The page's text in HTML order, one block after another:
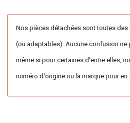
Nos pièces détachées sont toutes
(ou adaptables). Aucune confusion ne
même si pour certaines d'entre elles,
numéro d'origine ou la marque pour